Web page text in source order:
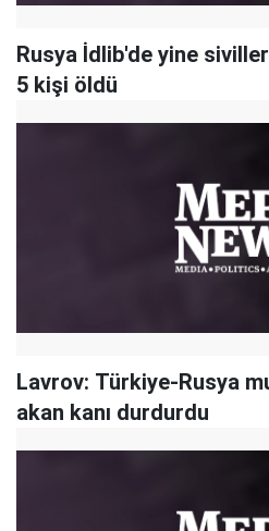
Rusya İdlib'de yine
5 kişi öldü
Lavrov: Türkiye-Rusya
akan kanı durdurdu